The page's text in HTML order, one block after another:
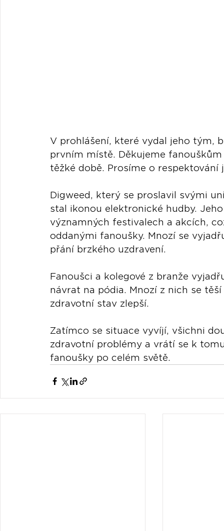
V prohlášení, které vydal jeho tým,
prvním místě. Děkujeme
těžké době. Prosíme o
Digweed, který se proslavil svými
stal ikonou elektronické hudby.
významných festivalech a akcích,
oddanými fanoušky. Mnozí se
přání brzkého uzdravení.
Fanoušci a kolegové z branže
návrat na pódia. Mnozí z nich se
zdravotní stav zlepší.
Zatímco se situace vyvíjí, všichni
zdravotní problémy a vrátí se k
fanoušky po celém světě.